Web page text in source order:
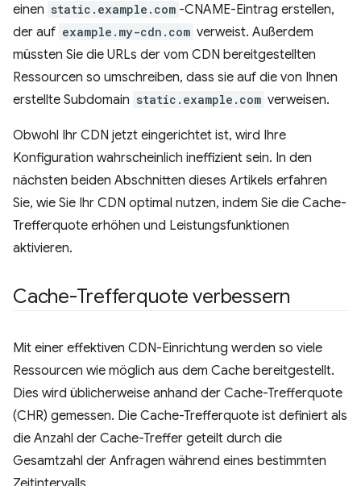
einen static.example.com -CNAME-Eintrag erstellen,
der auf example.my-cdn.com verweist. Außerdem
müssten Sie die URLs der vom CDN bereitgestellten
Ressourcen so umschreiben, dass sie auf die von Ihnen
erstellte Subdomain static.example.com verweisen.
Obwohl Ihr CDN jetzt eingerichtet ist, wird Ihre
Konfiguration wahrscheinlich ineffizient sein. In den
nächsten beiden Abschnitten dieses Artikels erfahren
Sie, wie Sie Ihr CDN optimal nutzen, indem Sie die Cache-
Trefferquote erhöhen und Leistungsfunktionen
aktivieren.
Cache-Trefferquote verbessern
Mit einer effektiven CDN-Einrichtung werden so viele
Ressourcen wie möglich aus dem Cache bereitgestellt.
Dies wird üblicherweise anhand der Cache-Trefferquote
(CHR) gemessen. Die Cache-Trefferquote ist definiert als
die Anzahl der Cache-Treffer geteilt durch die
Gesamtzahl der Anfragen während eines bestimmten